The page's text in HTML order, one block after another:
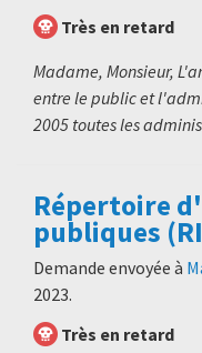
Très en retard
Madame, Monsieur,
entre le public et
2005 toutes les
Répertoire
publiques
Demande envoyée à
2023.
Très en retard